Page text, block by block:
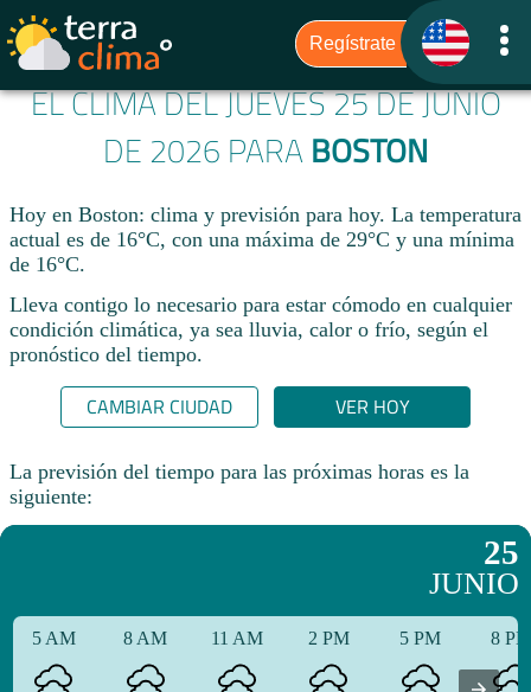
EL CLIMA DEL JUEVES 25 DE JUNIO
DE 2026 PARA BOSTON
Hoy en Boston: clima y previsión para hoy. La temperatura
actual es de 16°C, con una máxima de 29°C y una mínima
de 16°C.​
Lleva contigo lo necesario para estar cómodo en cualquier
condición climática, ya sea lluvia, calor o frío, según el
pronóstico del tiempo.
CAMBIAR CIUDAD VER HOY
La previsión del tiempo para las próximas horas es la
siguiente:
25
JUNIO
5 AM 8 AM 11 AM 2 PM 5 PM 8